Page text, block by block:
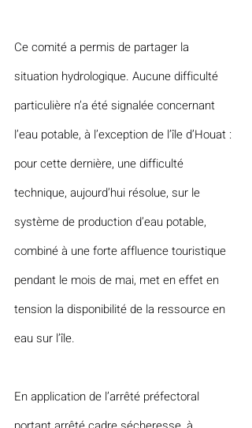
Ce comité a permis de partager la
situation hydrologique. Aucune difficulté
particulière n’a été signalée concernant
l’eau potable, à l’exception de l’île d’Houat :
pour cette dernière, une difficulté
technique, aujourd’hui résolue, sur le
système de production d’eau potable,
combiné à une forte affluence touristique
pendant le mois de mai, met en effet en
tension la disponibilité de la ressource en
eau sur l’île.
En application de l’arrêté préfectoral